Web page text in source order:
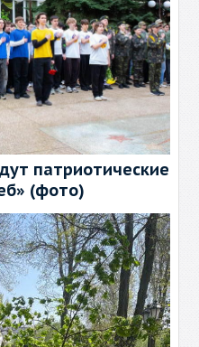
патриотические
(фото)